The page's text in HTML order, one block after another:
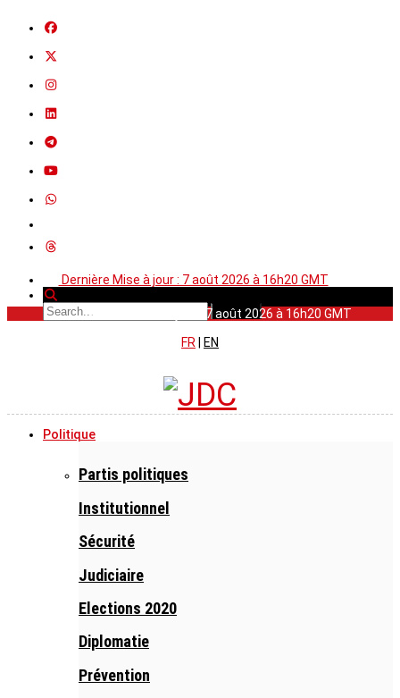
Dernière Mise à jour : 7 août 2026 à 16h20 GMT
Dernière Mise à jour : 7 août 2026 à 16h20 GMT
FR
EN
Politique
Partis politiques
Institutionnel
Sécurité
Judiciaire
Elections 2020
Diplomatie
Prévention